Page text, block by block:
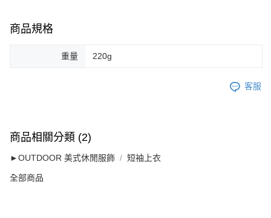
商品規格
重量 220g
客服
商品相關分類 (2)
►OUTDOOR 美式休閒服飾 短袖上衣
全部商品